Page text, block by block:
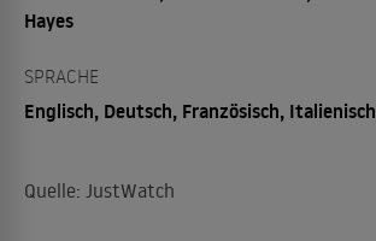
Hayes
SPRACHE
Englisch, Deutsch, Französisch, Italienisch
Quelle: JustWatch